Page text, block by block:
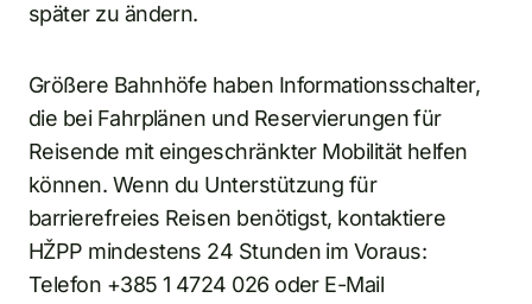
später zu ändern.
Größere Bahnhöfe haben Informationsschalter,
die bei Fahrplänen und Reservierungen für
Reisende mit eingeschränkter Mobilität helfen
können. Wenn du Unterstützung für
barrierefreies Reisen benötigst, kontaktiere
HŽPP mindestens 24 Stunden im Voraus:
Telefon +385 1 4724 026 oder E-Mail